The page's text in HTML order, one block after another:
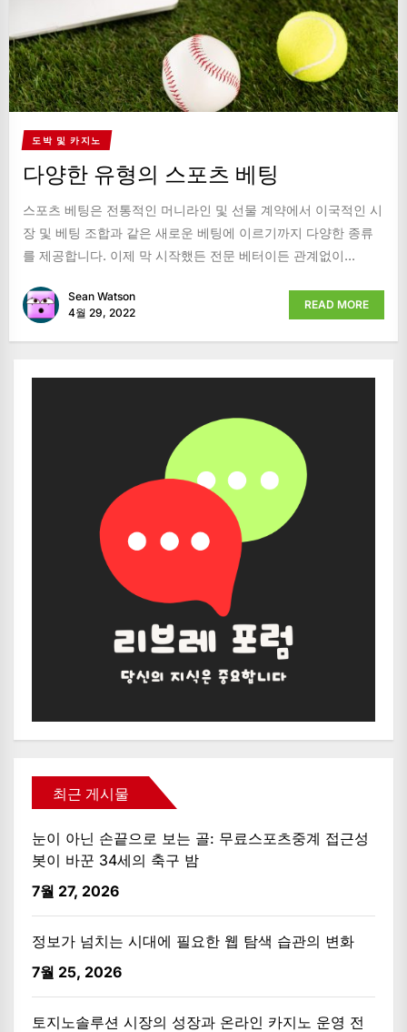
도박 및 카지노
다양한 유형의 스포츠 베팅
스포츠 베팅은 전통적인 머니라인 및 선물 계약에서 이국적인 시
장 및 베팅 조합과 같은 새로운 베팅에 이르기까지 다양한 종류
를 제공합니다. 이제 막 시작했든 전문 베터이든 관계없이...
Sean Watson
4월 29, 2022
READ MORE
최근 게시물
눈이 아닌 손끝으로 보는 골: 무료스포츠중계 접근성
봇이 바꾼 34세의 축구 밤
7월 27, 2026
정보가 넘치는 시대에 필요한 웹 탐색 습관의 변화
7월 25, 2026
토지노솔루션 시장의 성장과 온라인 카지노 운영 전